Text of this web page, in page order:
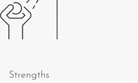
Strengths